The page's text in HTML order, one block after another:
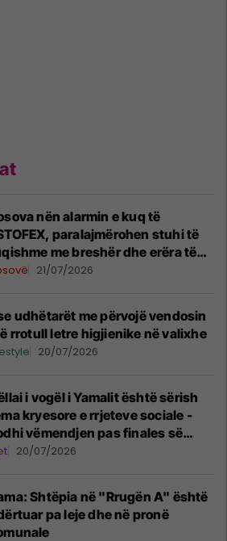
nën alarmin e kuq të
paralajmërohen stuhi të
me breshër dhe erëra të
21/07/2026
udhëtarët me përvojë vendosin
rrotull letre higjienike në valixhe
20/07/2026
i vogël i Yamalit është sërish
kryesore e rrjeteve sociale -
vëmendjen pas finales së
së Botës
20/07/2026
Shtëpia në "Rrugën A" është
pa leje dhe në pronë